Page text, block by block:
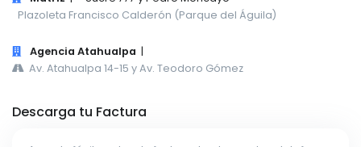
Plazoleta Francisco Calderón (Parque del Águila)
Agencia Atahualpa |
Av. Atahualpa 14-15 y Av. Teodoro Gómez
Descarga tu Factura